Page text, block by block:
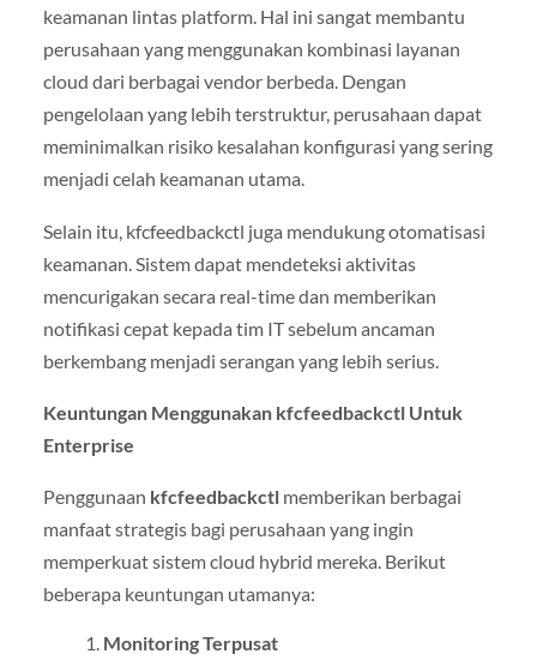
keamanan lintas platform. Hal ini sangat membantu
perusahaan yang menggunakan kombinasi layanan
cloud dari berbagai vendor berbeda. Dengan
pengelolaan yang lebih terstruktur, perusahaan dapat
meminimalkan risiko kesalahan konfigurasi yang sering
menjadi celah keamanan utama.
Selain itu, kfcfeedbackctl juga mendukung otomatisasi
keamanan. Sistem dapat mendeteksi aktivitas
mencurigakan secara real-time dan memberikan
notifikasi cepat kepada tim IT sebelum ancaman
berkembang menjadi serangan yang lebih serius.
Keuntungan Menggunakan kfcfeedbackctl Untuk
Enterprise
Penggunaan kfcfeedbackctlmemberikan berbagai
manfaat strategis bagi perusahaan yang ingin
memperkuat sistem cloud hybrid mereka. Berikut
beberapa keuntungan utamanya:
Monitoring Terpusat